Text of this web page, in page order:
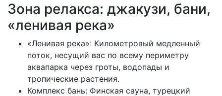
Зона релакса: джакузи, бани,
«ленивая река»
«Ленивая река»: Километровый медленный
поток, несущий вас по всему периметру
аквапарка через гроты, водопады и
тропические растения.
Комплекс бань: Финская сауна, турецкий